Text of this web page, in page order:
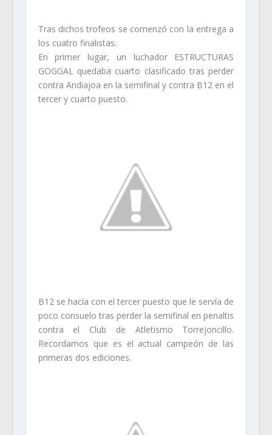
Tras dichos trofeos se comenzó con la entrega a
los cuatro finalistas.
En primer lugar, un luchador ESTRUCTURAS
GOGGAL quedaba cuarto clasificado tras perder
contra Andiajoa en la semifinal y contra B12 en el
tercer y cuarto puesto.
B12 se hacía con el tercer puesto que le servía de
poco consuelo tras perder la semifinal en penaltis
contra el Club de Atletismo Torrejoncillo.
Recordamos que es el actual campeón de las
primeras dos ediciones.